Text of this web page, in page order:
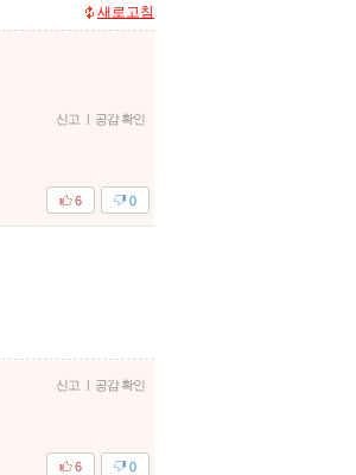
새로고침
신고 | 공감 확인
0
6
신고 | 공감 확인
0
6